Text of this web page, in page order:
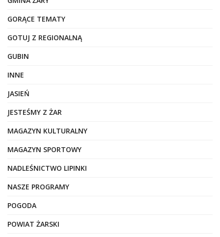
GORĄCE TEMATY
GOTUJ Z REGIONALNĄ
GUBIN
INNE
JASIEŃ
JESTEŚMY Z ŻAR
MAGAZYN KULTURALNY
MAGAZYN SPORTOWY
NADLEŚNICTWO LIPINKI
NASZE PROGRAMY
POGODA
POWIAT ŻARSKI